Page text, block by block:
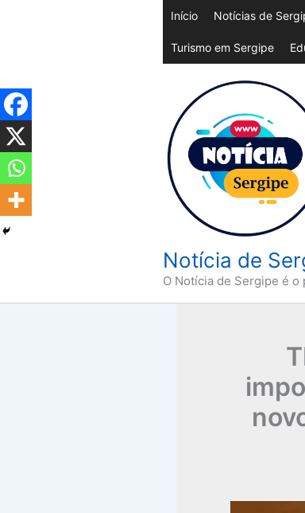
Início Notícias de
Turismo em Sergipe
Notícia de
O Notícia de Sergipe é